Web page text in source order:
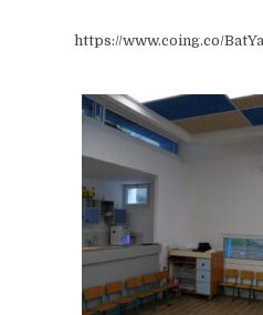
https://www.coing.co/